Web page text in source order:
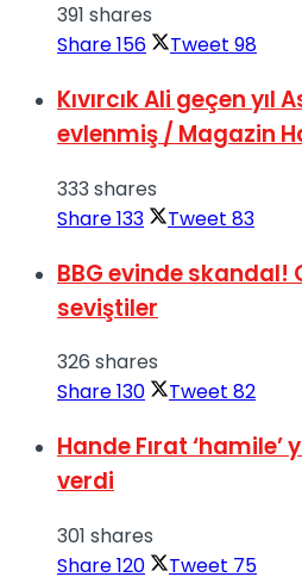
391 shares
Share156 Tweet 98
Kıvırcık Ali geçen yıl
evlenmiş / Magazin
333 shares
Share133 Tweet 83
BBG evinde skandal!
seviştiler
326 shares
Share130 Tweet 82
Hande Fırat
verdi
301 shares
Share120 Tweet 75